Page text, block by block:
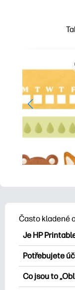
Často kladené
Je HP
HP
bezplatných
stažení a
omalovánky,
Potřebujete
Můžete
vytvoření
Co jsou to